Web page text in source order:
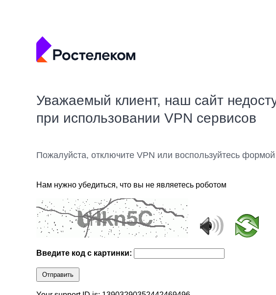
Уважаемый клиент, наш сайт
при использовании VPN сервисов
Пожалуйста, отключите VPN или воспользуйтесь
Нам нужно убедиться, что вы не являетесь роботом
Введите код с картинки:
Отправить